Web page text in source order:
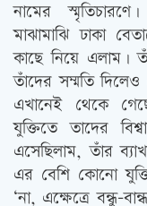
নামের
মাঝামাঝি ঢাকা
কাছে নিয়ে এলাম।
তাঁদের সম্মতি
এখানেই থেকে
যুক্তিতে তাদের
এসেছিলাম, তাঁর
এর বেশি কোনো
‘না, এক্ষেত্রে বন্ধু-